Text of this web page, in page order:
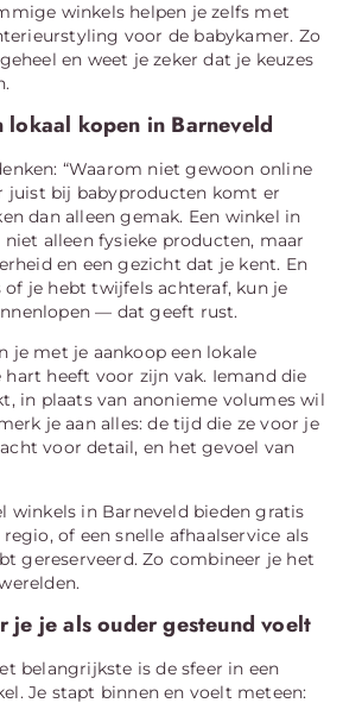
winkels helpen je zelfs met
voor de babykamer. Zo
en weet je zeker dat je keuzes
lokaal kopen in Barneveld
“Waarom niet gewoon online
juist bij babyproducten komt er
dan alleen gemak. Een winkel in
alleen fysieke producten, maar
en een gezicht dat je kent. En
of je hebt twijfels achteraf, kun je
— dat geeft rust.
je met je aankoop een lokale
heeft voor zijn vak. Iemand die
in plaats van anonieme volumes wil
je aan alles: de tijd die ze voor je
voor detail, en het gevoel van
winkels in Barneveld bieden gratis
of een snelle afhaalservice als
gereserveerd. Zo combineer je het
je je als ouder gesteund voelt
belangrijkste is de sfeer in een
Je stapt binnen en voelt meteen: